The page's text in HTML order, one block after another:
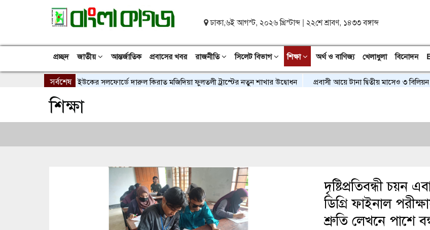
ঢাকা,৬ই আগস্ট, ২০২৬ খ্রিস্টাব্দ | ২২শে শ্রাবণ, ১৪৩৩ বঙ্গাব্দ
প্রচ্ছদ জাতীয় আন্তর্জাতিক প্রবাসের খবর রাজনীতি সিলেট বিভাগ শিক্ষা অর্থ ও বাণিজ্য খেলাধুলা বিনোদন
সর্বশেষ
ইউকের সলফোর্ডে দারুল কিরাত মজিদিয়া ফুলতলী ট্রাস্টের নতুন শাখার উদ্বোধন প্রবাসী আয়ে টানা দ্বিতীয় মাসেও ৩ বিলিয়ন
শিক্ষা
দৃষ্টিপ্রতিবন্ধী চয়ন
ডিগ্রি ফাইনাল
শ্রুতি লেখনে পাশে